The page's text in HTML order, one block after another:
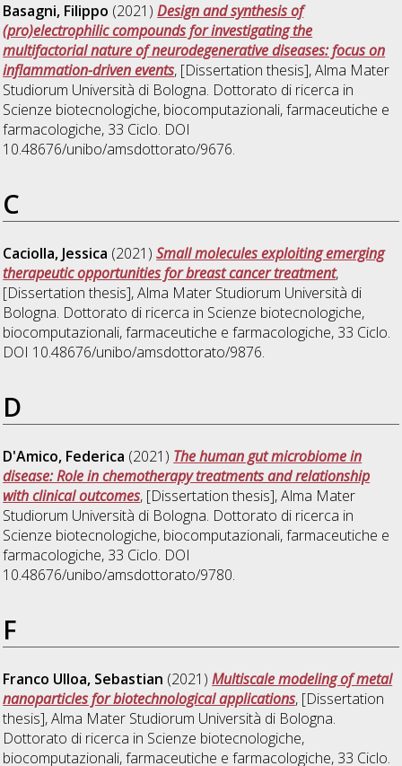
Basagni, Filippo (2021)Design and synthesis of
(pro)electrophilic compounds for investigating the
multifactorial nature of neurodegenerative diseases: focus on
inflammation-driven events, [Dissertation thesis], Alma Mater
Studiorum Università di Bologna. Dottorato di ricerca in
Scienze biotecnologiche, biocomputazionali, farmaceutiche e
farmacologiche, 33 Ciclo. DOI
10.48676/unibo/amsdottorato/9676.
C
Caciolla, Jessica (2021)Small molecules exploiting emerging
therapeutic opportunities for breast cancer treatment,
[Dissertation thesis], Alma Mater Studiorum Università di
Bologna. Dottorato di ricerca in Scienze biotecnologiche,
biocomputazionali, farmaceutiche e farmacologiche, 33 Ciclo.
DOI 10.48676/unibo/amsdottorato/9876.
D
D'Amico, Federica (2021) The human gut microbiome in
disease: Role in chemotherapy treatments and relationship
with clinical outcomes, [Dissertation thesis], Alma Mater
Studiorum Università di Bologna. Dottorato di ricerca in
Scienze biotecnologiche, biocomputazionali, farmaceutiche e
farmacologiche, 33 Ciclo. DOI
10.48676/unibo/amsdottorato/9780.
F
Franco Ulloa, Sebastian (2021)Multiscale modeling of metal
nanoparticles for biotechnological applications, [Dissertation
thesis], Alma Mater Studiorum Università di Bologna.
Dottorato di ricerca in Scienze biotecnologiche,
biocomputazionali, farmaceutiche e farmacologiche, 33 Ciclo.